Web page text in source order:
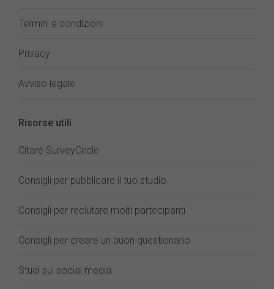
Termini e condizioni
Privacy
Avviso legale
Risorse utili
Citare SurveyCircle
Consigli per pubblicare il tuo studio
Consigli per reclutare molti partecipanti
Consigli per creare un buon questionario
Studi sui social media